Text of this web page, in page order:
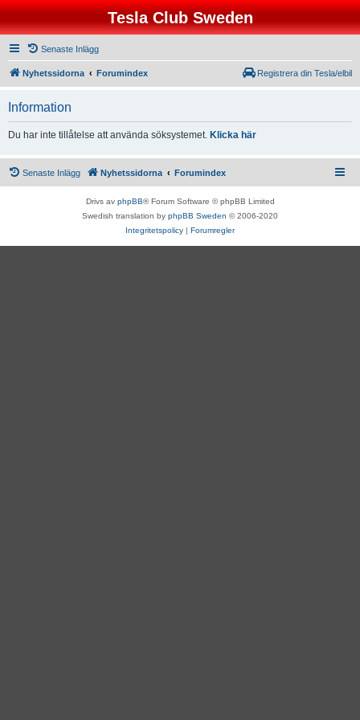
Tesla Club Sweden
Senaste Inlägg
Nyhetssidorna Forumindex Registrera din Tesla/elbil
Information
Du har inte tillåtelse att använda söksystemet. Klicka här
Senaste Inlägg Nyhetssidorna Forumindex
Drivs av phpBB® Forum Software © phpBB Limited
Swedish translation by phpBB Sweden © 2006-2020
Integritetspolicy | Forumregler